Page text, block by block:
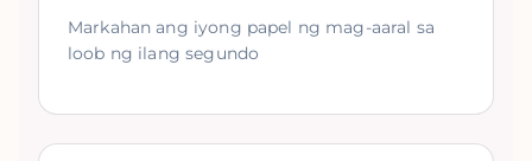
Markahan ang iyong papel ng mag-aaral sa
loob ng ilang segundo